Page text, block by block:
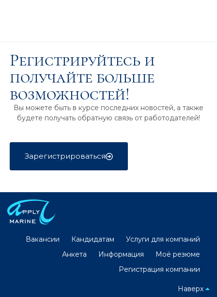
Регистрируйтесь и
получайте больше
возможностей!
Вы можете быть в курсе последних новостей, а также
будете получать обратную связь от работодателей!
Зарегистрироваться
Вакансии Кандидатам
Услуги для компаний
Анкета
Информация
Моё резюме
Регистрация компании
Наверх